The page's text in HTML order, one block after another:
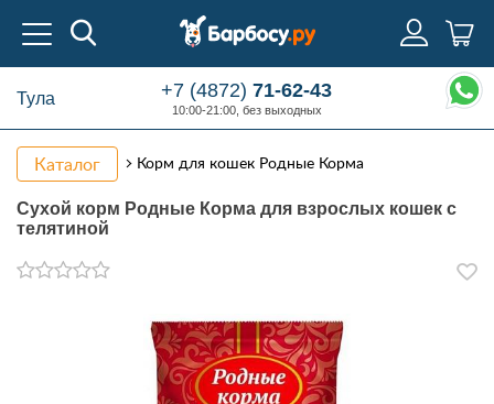
Тула +7 (4872)71-62-43
10:00-21:00, без выходных
Каталог Корм для кошек Родные Корма
Сухой корм Родные Корма для взрослых кошек с
телятиной